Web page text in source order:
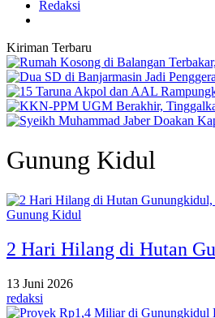
Redaksi
Kiriman Terbaru
Gunung Kidul
Gunung Kidul
2 Hari Hilang di Hutan
13 Juni 2026
redaksi